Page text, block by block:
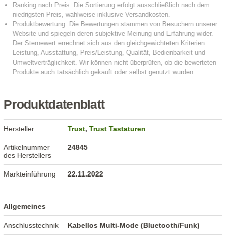
Produktdatenblatt
Hersteller Trust,Trust Tastaturen
Artikelnummer
des Herstellers
24845
Markteinführung 22.11.2022
Allgemeines
Anschlusstechnik Kabellos Multi-Mode (Bluetooth/Funk)